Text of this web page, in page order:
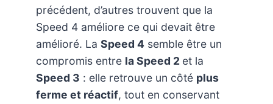
précédent, d’autres trouvent que la
Speed 4 améliore ce qui devait être
amélioré. La Speed 4 semble être un
compromis entre la Speed 2 et la
Speed 3 : elle retrouve un côté plus
ferme et réactif, tout en conservant